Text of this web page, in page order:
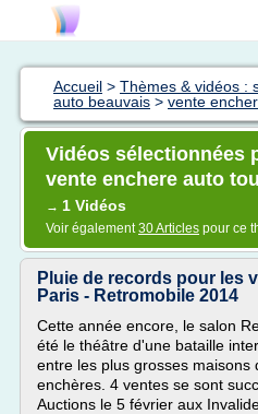
Accueil > Thèmes & vidéos :
auto beauvais > vente
Vidéos sélectionnées
vente enchere auto
→ 1 Vidéos
Voir également30 Articles pour ce
Pluie de records pour les
Paris - Retromobile 2014
Cette année encore, le salon
été le théâtre d'une bataille
entre les plus grosses maisons
enchères. 4 ventes se sont
Auctions le 5 février aux